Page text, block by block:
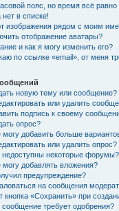
пояс, но время всё равно
в списке!
изображения рядом с моим
отображение аватары?
и как я могу изменить его?
по ссылке «email», от меня
новую тему или сообщение?
или удалить
подпись к своему
опрос?
добавить больше
или удалить опрос?
некоторые форумы?
добавлять вложения?
предупреждение?
на сообщения
кнопка «Сохранить» при
требует одобрения?